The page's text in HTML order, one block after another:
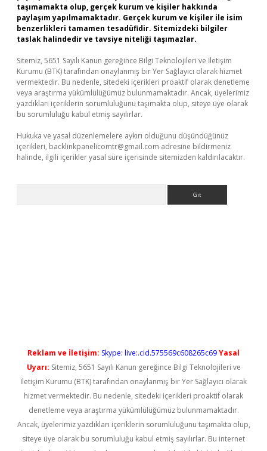
taşımamakta olup, gerçek kurum ve kişiler hakkında
paylaşım yapılmamaktadır. Gerçek kurum ve kişiler ile isim
benzerlikleri tamamen tesadüfidir. Sitemizdeki bilgiler
taslak halindedir ve tavsiye niteliği taşımazlar.
Sitemiz, 5651 Sayılı Kanun gereğince Bilgi Teknolojileri ve İletişim
Kurumu (BTK) tarafından onaylanmış bir Yer Sağlayıcı olarak hizmet
vermektedir. Bu nedenle, sitedeki içerikleri proaktif olarak denetleme
veya araştırma yükümlülüğümüz bulunmamaktadır. Ancak, üyelerimiz
yazdıkları içeriklerin sorumluluğunu taşımakta olup, siteye üye olarak
bu sorumluluğu kabul etmiş sayılırlar.
Hukuka ve yasal düzenlemelere aykırı olduğunu düşündüğünüz
içerikleri, backlinkpanelicomtr@gmail.com adresine bildirmeniz
halinde, ilgili içerikler yasal süre içerisinde sitemizden kaldırılacaktır.
Reklam ve İletişim: Skype: live:.cid.575569c608265c69Yasal
Uyarı: Sitemiz, 5651 Sayılı Kanun gereğince Bilgi Teknolojileri ve
İletişim Kurumu (BTK) tarafından onaylanmış bir Yer Sağlayıcı olarak
hizmet vermektedir. Bu nedenle, sitedeki içerikleri proaktif olarak
denetleme veya araştırma yükümlülüğümüz bulunmamaktadır.
Ancak, üyelerimiz yazdıkları içeriklerin sorumluluğunu taşımakta olup,
siteye üye olarak bu sorumluluğu kabul etmiş sayılırlar. Bu internet